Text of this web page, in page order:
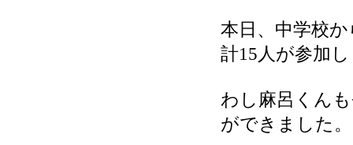
本日、中学校
計15人が参加
わし麻呂くん
ができました。